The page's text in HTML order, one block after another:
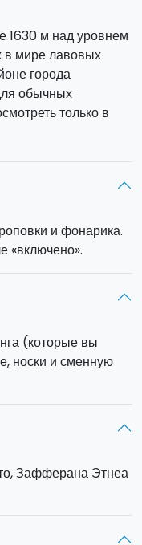
1630 м над уровнем
в мире лавовых
города
обычных
только в
оборудованием.
вулкана Этна -
304
пещеру, вас
по уровням
и фонарик.
по веревке.
в
встречи.
и фонарика.
«включено».
(которые вы
носки и сменную
Зафферана Этнеа